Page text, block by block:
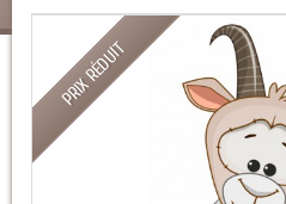
PRIX RÉDUIT